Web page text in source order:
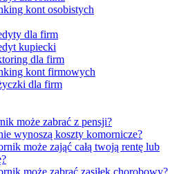
kont osobistych
dla firm
kupiecki
dla firm
kont firmowych
dla firm
może zabrać z pensji?
wynoszą koszty komornicze?
może zająć całą twoją rentę lub
może zabrać zasiłek chorobowy?